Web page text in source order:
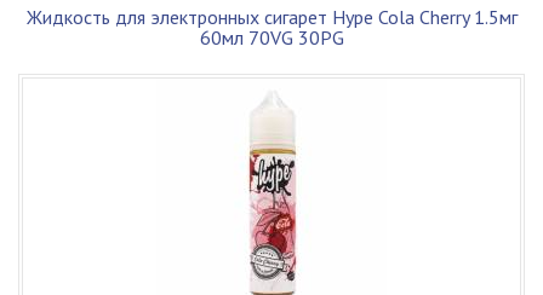
Жидкость для электронных сигарет Hype Cola Cherry 1.5мг
60мл 70VG 30PG